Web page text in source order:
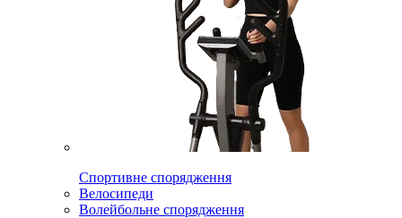
Спортивне спорядження
Велосипеди
Волейбольне спорядження